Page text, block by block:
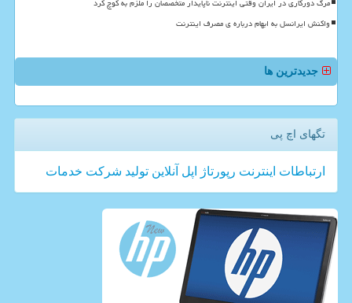
مرگ دورکاری در ایران وقتی اینترنت ناپایدار متخصصان را ملزم به کوچ کرد
واکنش ایرانسل به ابهام درباره ی مصرف اینترنت
جدیدترین ها
تگهای اچ پی
ارتباطات اینترنت رپورتاژ اپل آنلاین تولید شركت خدمات